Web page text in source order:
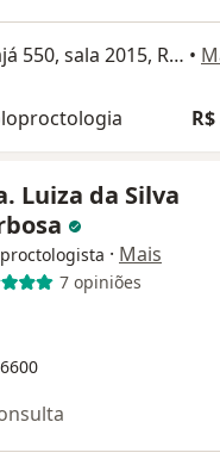
Rua Visconde de Pirajá 550, sala 2015, Rio de Janeiro •
Luiza da Silva
· Mais
7 opiniões